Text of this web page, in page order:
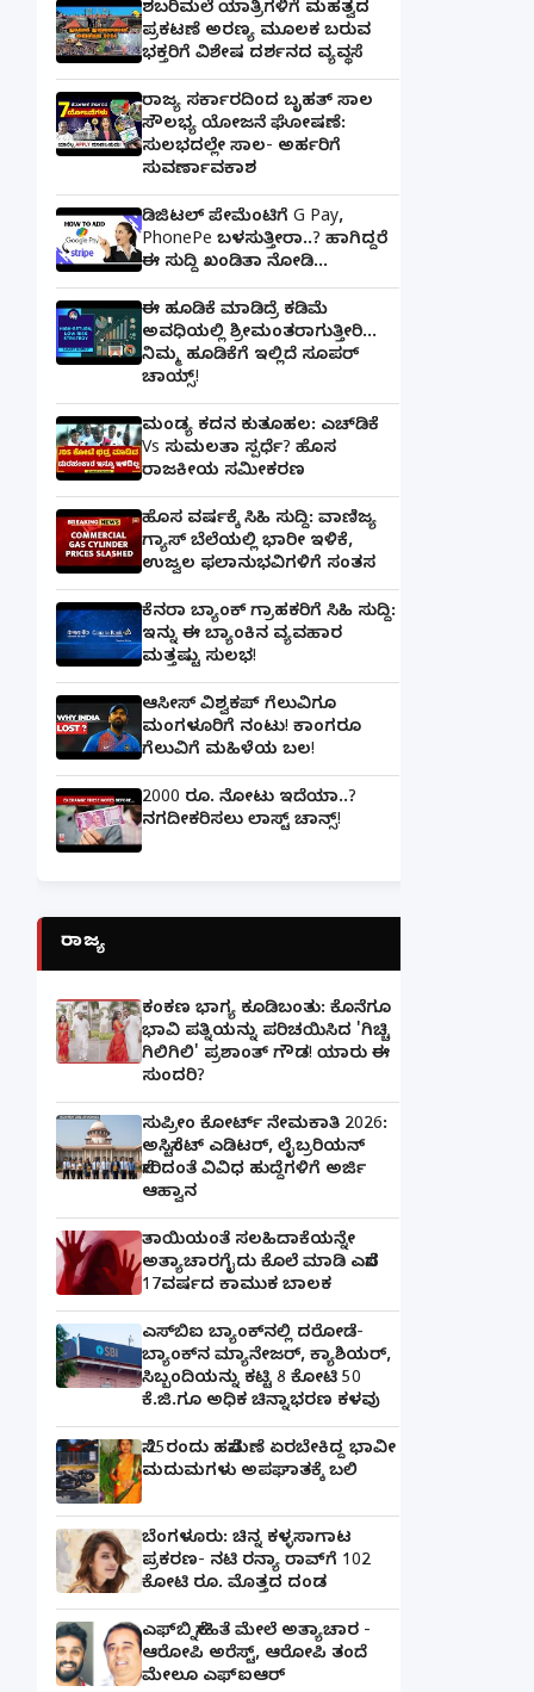
ಶಬರಿಮಲೆ ಯಾತ್ರಿಗಳಿಗೆ ಮಹತ್ವದ
ಪ್ರಕಟಣೆ ಅರಣ್ಯ ಮೂಲಕ ಬರುವ
ಭಕ್ತರಿಗೆ ವಿಶೇಷ ದರ್ಶನದ ವ್ಯವಸ್ಥೆ
ರಾಜ್ಯ ಸರ್ಕಾರದಿಂದ ಬೃಹತ್ ಸಾಲ
ಸೌಲಭ್ಯ ಯೋಜನೆ ಘೋಷಣೆ:
ಸುಲಭದಲ್ಲೇ ಸಾಲ- ಅರ್ಹರಿಗೆ
ಸುವರ್ಣಾವಕಾಶ
ಡಿಜಿಟಲ್ ಪೇಮೆಂಟಿಗೆ G Pay,
PhonePe ಬಳಸುತ್ತೀರಾ..? ಹಾಗಿದ್ದರೆ
ಈ ಸುದ್ದಿ ಖಂಡಿತಾ ನೋಡಿ...
ಈ ಹೂಡಿಕೆ ಮಾಡಿದ್ರೆ ಕಡಿಮೆ
ಅವಧಿಯಲ್ಲಿ ಶ್ರೀಮಂತರಾಗುತ್ತೀರಿ...
ನಿಮ್ಮ ಹೂಡಿಕೆಗೆ ಇಲ್ಲಿದೆ ಸೂಪರ್
ಚಾಯ್ಸ್‌!
ಮಂಡ್ಯ ಕದನ ಕುತೂಹಲ: ಎಚ್‌ಡಿಕೆ
Vs ಸುಮಲತಾ ಸ್ಪರ್ಧೆ? ಹೊಸ
ರಾಜಕೀಯ ಸಮೀಕರಣ
ಹೊಸ ವರ್ಷಕ್ಕೆ ಸಿಹಿ ಸುದ್ದಿ: ವಾಣಿಜ್ಯ
ಗ್ಯಾಸ್‌ ಬೆಲೆಯಲ್ಲಿ ಭಾರೀ ಇಳಿಕೆ,
ಉಜ್ವಲ ಫಲಾನುಭವಿಗಳಿಗೆ ಸಂತಸ
ಕೆನರಾ ಬ್ಯಾಂಕ್‌ ಗ್ರಾಹಕರಿಗೆ ಸಿಹಿ ಸುದ್ದಿ:
ಇನ್ನು ಈ ಬ್ಯಾಂಕಿನ ವ್ಯವಹಾರ
ಮತ್ತಷ್ಟು ಸುಲಭ!
ಆಸೀಸ್ ವಿಶ್ವಕಪ್ ಗೆಲುವಿಗೂ
ಮಂಗಳೂರಿಗೆ ನಂಟು! ಕಾಂಗರೂ
ಗೆಲುವಿಗೆ ಮಹಿಳೆಯ ಬಲ!
2000 ರೂ. ನೋಟು ಇದೆಯಾ..?
ನಗದೀಕರಿಸಲು ಲಾಸ್ಟ್‌ ಚಾನ್ಸ್‌!
ರಾಜ್ಯ
ಕಂಕಣ ಭಾಗ್ಯ ಕೂಡಿಬಂತು: ಕೊನೆಗೂ
ಭಾವಿ ಪತ್ನಿಯನ್ನು ಪರಿಚಯಿಸಿದ 'ಗಿಚ್ಚಿ
ಗಿಲಿಗಿಲಿ' ಪ್ರಶಾಂತ್ ಗೌಡ! ಯಾರು ಈ
ಸುಂದರಿ?
ಸುಪ್ರೀಂ ಕೋರ್ಟ್ ನೇಮಕಾತಿ 2026:
ಅಸಿಸ್ಟೆಂಟ್ ಎಡಿಟರ್, ಲೈಬ್ರರಿಯನ್
ಸೇರಿದಂತೆ ವಿವಿಧ ಹುದ್ದೆಗಳಿಗೆ ಅರ್ಜಿ
ಆಹ್ವಾನ
ತಾಯಿಯಂತೆ ಸಲಹಿದಾಕೆಯನ್ನೇ
ಅತ್ಯಾಚಾರಗೈದು ಕೊಲೆ ಮಾಡಿ ಎಸೆದ
17ವರ್ಷದ ಕಾಮುಕ ಬಾಲಕ
ಎಸ್‌ಬಿಐ ಬ್ಯಾಂಕ್‌ನಲ್ಲಿ‌ ದರೋಡೆ-
ಬ್ಯಾಂಕ್​ನ ಮ್ಯಾನೇಜರ್‌, ಕ್ಯಾಶಿಯರ್‌,
ಸಿಬ್ಬಂದಿಯನ್ನು ಕಟ್ಟಿ 8 ಕೋಟಿ 50
ಕೆ.ಜಿ.ಗೂ ಅಧಿಕ ಚಿನ್ನಾಭರಣ ಕಳವು
ಸೆ.25ರಂದು ಹಸೆಮಣೆ ಏರಬೇಕಿದ್ದ ಭಾವೀ
ಮದುಮಗಳು ಅಪಘಾತಕ್ಕೆ ಬಲಿ
ಬೆಂಗಳೂರು: ಚಿನ್ನ ಕಳ್ಳಸಾಗಾಟ
ಪ್ರಕರಣ- ನಟಿ ರನ್ಯಾ ರಾವ್‌ಗೆ 102
ಕೋಟಿ ರೂ. ಮೊತ್ತದ ದಂಡ
ಎಫ್‌ಬಿ ಸ್ನೇಹಿತೆ ಮೇಲೆ ಅತ್ಯಾಚಾರ -
ಆರೋಪಿ ಅರೆಸ್ಟ್, ಆರೋಪಿ ತಂದೆ
ಮೇಲೂ ಎಫ್ಐಆರ್